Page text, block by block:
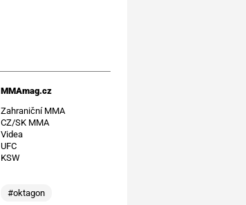
MMAmag.cz
Zahraniční MMA
CZ/SK MMA
Videa
UFC
KSW
#oktagon